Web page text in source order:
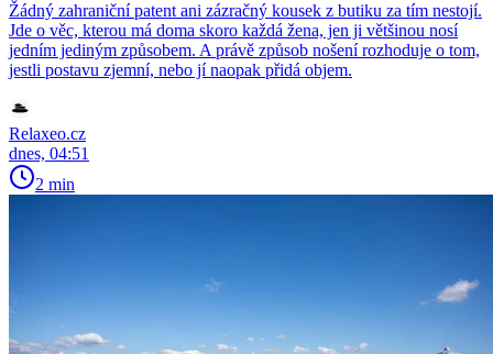
Žádný zahraniční patent ani zázračný kousek z butiku za tím nestojí.
Jde o věc, kterou má doma skoro každá žena, jen ji většinou nosí
jedním jediným způsobem. A právě způsob nošení rozhoduje o tom,
jestli postavu zjemní, nebo jí naopak přidá objem.
Relaxeo.cz
dnes, 04:51
2 min